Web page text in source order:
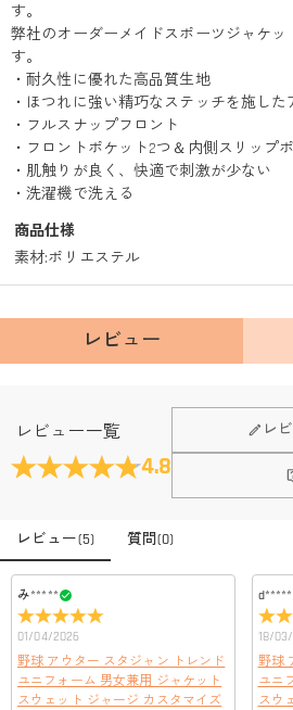
す。
弊社のオーダーメイドスポーツジャケ
す。
・耐久性に優れた高品質生地
・ほつれに強い精巧なステッチを施し
・フルスナップフロント
・フロントポケット2つ＆内側スリップ
・肌触りが良く、快適で刺激が少ない
・洗濯機で洗える
商品仕様
素材:ポリエステル
レビュー
レビュー一覧
4.8
レ
レビュー(5) 質問(0)
み*****
01/04/2026
野球 アウター スタジャン トレンド
ユニフォーム 男女兼用 ジャケット
スウェット ジャージ カスタマイズ
d*****
18/
野球
ユニ
スウ
Fanscheerについて
会社はどこにありますか？
本社はホンコンにあります。
店舗に費やす家賃や保険、人的労
品自身が値下げできるために、現在
営しております。
注文＆支払いについて
注文後に注文の内容を変更でき
もし注文確認メールをご確認後、注
したら、至急カスタマーサポート【
service@drawelry.jp】までご連絡く
支払方法は何がありますか？
お支払い方法は、クレジットカー